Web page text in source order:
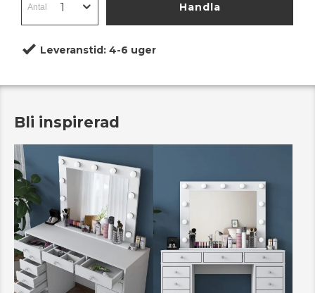
Handla
Leveranstid: 4-6 uger
Bli inspirerad